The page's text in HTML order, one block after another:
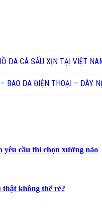
DA CÁ SẤU XỊN TẠI VIỆT
BAO DA ĐIỆN THOẠI – DÂY
yêu cầu thì chọn xưởng nào
thật không thể rẻ?